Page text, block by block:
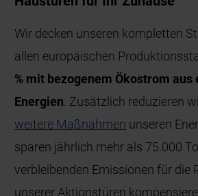
Wir decken unseren kompletten
allen europäischen
% mit bezogenem Ökostrom aus
Energien. Zusätzlich reduzieren
weitere Maßnahmen unseren
sparen jährlich mehr als 75.000
verbleibenden Emissionen für die
unserer Aktionstüren